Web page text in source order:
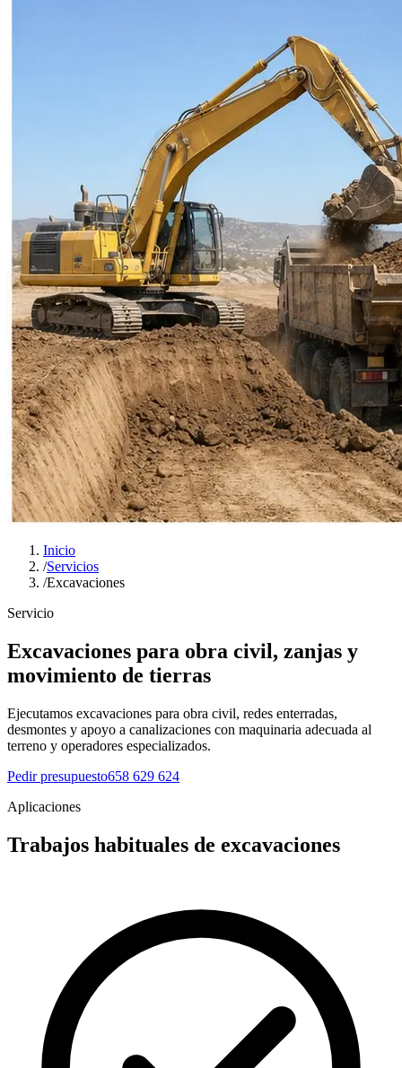
Inicio
/Servicios
/Excavaciones
Servicio
Excavaciones para obra civil, zanjas y
movimiento de tierras
Ejecutamos excavaciones para obra civil, redes enterradas,
desmontes y apoyo a canalizaciones con maquinaria adecuada al
terreno y operadores especializados.
Pedir presupuesto658 629 624
Aplicaciones
Trabajos habituales de excavaciones